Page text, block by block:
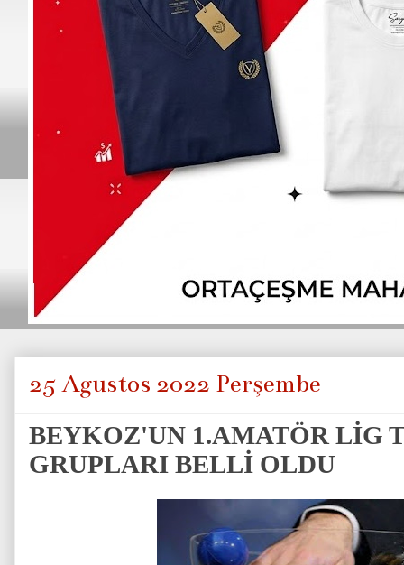
25 Ağustos 2022 Perşembe
BEYKOZ'UN 1.AMATÖR LİG
GRUPLARI BELLİ OLDU